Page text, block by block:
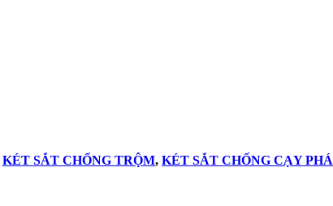
KÉT SẮT CHỐNG TRỘM, KÉT SẮT CHỐNG CẠY PHÁ